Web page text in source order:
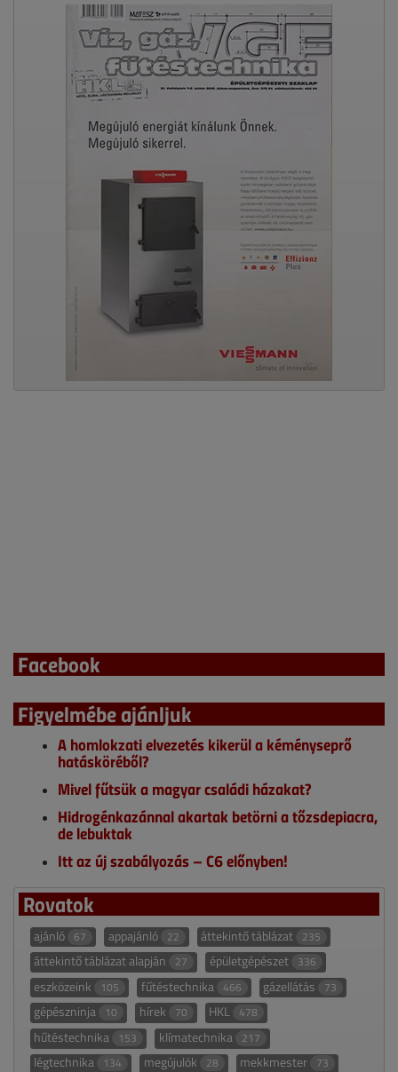
Facebook
Figyelmébe ajánljuk
A homlokzati elvezetés kikerül a kéményseprő
hatásköréből?
Mivel fűtsük a magyar családi házakat?
Hidrogénkazánnal akartak betörni a tőzsdepiacra,
de lebuktak
Itt az új szabályozás – C6 előnyben!
Rovatok
ajánló 67 appajánló 22 áttekintő táblázat 235
áttekintő táblázat alapján 27 épületgépészet 336
eszközeink 105 fűtéstechnika 466 gázellátás 73
gépészninja 10 hírek 70 HKL 478
hűtéstechnika 153 klímatechnika 217
légtechnika 134 megújulók 28 mekkmester 73